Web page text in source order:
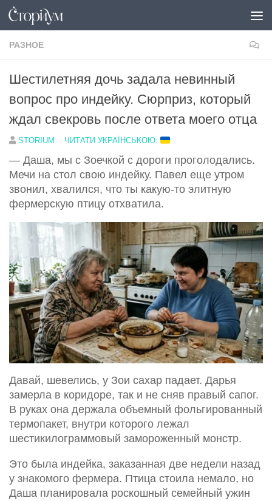
Под записью
РАЗНОЕ
Шестилетняя дочь задала невинный
вопрос про индейку. Сюрприз, который
ждал свекровь после ответа моего отца
STORIUM · ЧИТАТИ УКРАЇНСЬКОЮ:
— Даша, мы с Зоечкой с дороги проголодались.
Мечи на стол свою индейку. Павел еще утром
звонил, хвалился, что ты какую-то элитную
фермерскую птицу отхватила.
Давай, шевелись, у Зои сахар падает. Дарья
замерла в коридоре, так и не сняв правый сапог.
В руках она держала объемный фольгированный
термопакет, внутри которого лежал
шестикилограммовый замороженный монстр.
Это была индейка, заказанная две недели назад
у знакомого фермера. Птица стоила немало, но
Даша планировала роскошный семейный ужин